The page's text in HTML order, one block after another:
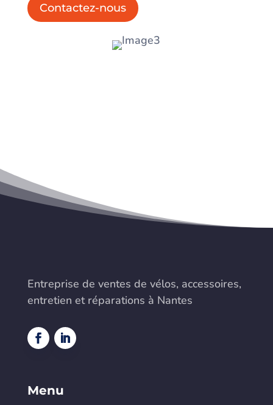
Contactez-nous
Entreprise de ventes de vélos, accessoires,
entretien et réparations à Nantes
Menu